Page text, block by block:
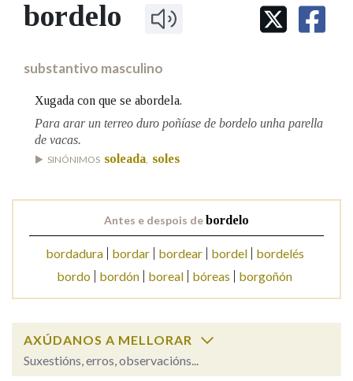
IDENTIDADE CORPORATIVA
MARCIAL DEL ADALID
FIGURAS HOMENAXEADAS
PRIMAVERA DAS LETRAS
PORTAL DAS PALABRAS
Facebook
TwitterYoutubeInstagram
Bluesky
BUSCAR NOS LEMAS
Remata por
Nas definicións
Nos exemplos
bordelo
substantivo masculino
Xugada con que se abordela.
Para arar un terreo duro poñíase de bordelo unha parella
de vacas.
SINÓNIMOS soleada soles
Antes e despois debordelo
bordadura bordar bordear bordel
bordelés
bordo
bordón boreal bóreas borgoñón
AXÚDANOS A MELLORAR
Suxestións, erros, observacións...